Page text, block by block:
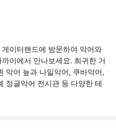
이터랜드에 방문하여 악어와
이에서 만나보세요. 희귀한 거
악어 늪과 나일악어, 쿠바악어,
정글악어 전시관 등 다양한 테